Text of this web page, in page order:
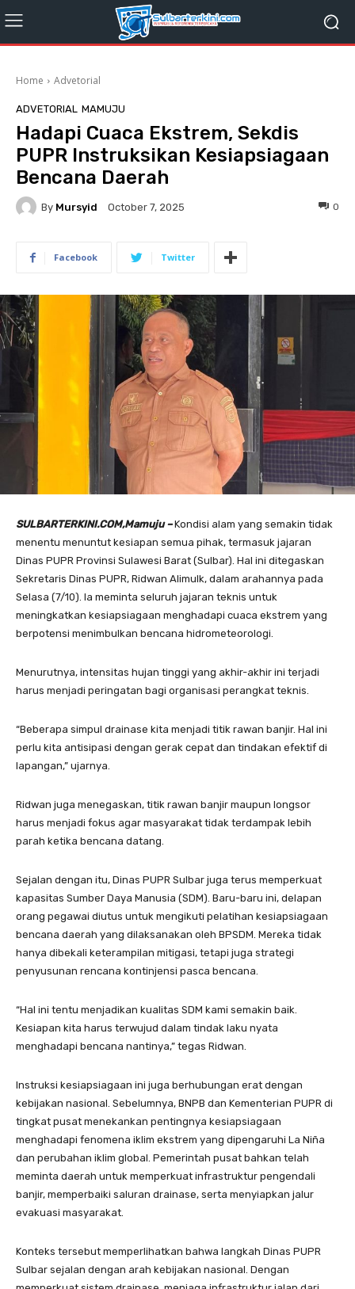
Home Advetorial
ADVETORIAL MAMUJU
Hadapi Cuaca Ekstrem, Sekdis
PUPR Instruksikan Kesiapsiagaan
Bencana Daerah
By Mursyid October 7, 2025 0
Facebook Twitter
SULBARTERKINI.COM,Mamuju – Kondisi alam yang semakin tidak
menentu menuntut kesiapan semua pihak, termasuk jajaran
Dinas PUPR Provinsi Sulawesi Barat (Sulbar). Hal ini ditegaskan
Sekretaris Dinas PUPR, Ridwan Alimulk, dalam arahannya pada
Selasa (7/10). Ia meminta seluruh jajaran teknis untuk
meningkatkan kesiapsiagaan menghadapi cuaca ekstrem yang
berpotensi menimbulkan bencana hidrometeorologi.
Menurutnya, intensitas hujan tinggi yang akhir-akhir ini terjadi
harus menjadi peringatan bagi organisasi perangkat teknis.
“Beberapa simpul drainase kita menjadi titik rawan banjir. Hal ini
perlu kita antisipasi dengan gerak cepat dan tindakan efektif di
lapangan,” ujarnya.
Ridwan juga menegaskan, titik rawan banjir maupun longsor
harus menjadi fokus agar masyarakat tidak terdampak lebih
parah ketika bencana datang.
Sejalan dengan itu, Dinas PUPR Sulbar juga terus memperkuat
kapasitas Sumber Daya Manusia (SDM). Baru-baru ini, delapan
orang pegawai diutus untuk mengikuti pelatihan kesiapsiagaan
bencana daerah yang dilaksanakan oleh BPSDM. Mereka tidak
hanya dibekali keterampilan mitigasi, tetapi juga strategi
penyusunan rencana kontinjensi pasca bencana.
“Hal ini tentu menjadikan kualitas SDM kami semakin baik.
Kesiapan kita harus terwujud dalam tindak laku nyata
menghadapi bencana nantinya,” tegas Ridwan.
Instruksi kesiapsiagaan ini juga berhubungan erat dengan
kebijakan nasional. Sebelumnya, BNPB dan Kementerian PUPR di
tingkat pusat menekankan pentingnya kesiapsiagaan
menghadapi fenomena iklim ekstrem yang dipengaruhi La Niña
dan perubahan iklim global. Pemerintah pusat bahkan telah
meminta daerah untuk memperkuat infrastruktur pengendali
banjir, memperbaiki saluran drainase, serta menyiapkan jalur
evakuasi masyarakat.
Konteks tersebut memperlihatkan bahwa langkah Dinas PUPR
Sulbar sejalan dengan arah kebijakan nasional. Dengan